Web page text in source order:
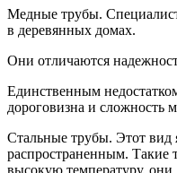
Медные трубы.
в деревянных домах.
Они отличаются
Единственным
дороговизна и сложность
Стальные трубы. Этот вид
распространенным. Такие
высокую температуру,